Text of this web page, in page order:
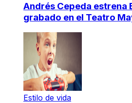
Andrés Cepeda estrena
grabado en el Teatro
Estilo de vida